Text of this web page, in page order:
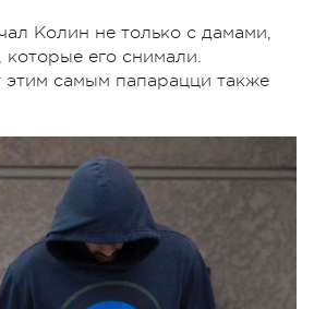
Колин не только с дамами,
его снимали.
этим самым папарацци также